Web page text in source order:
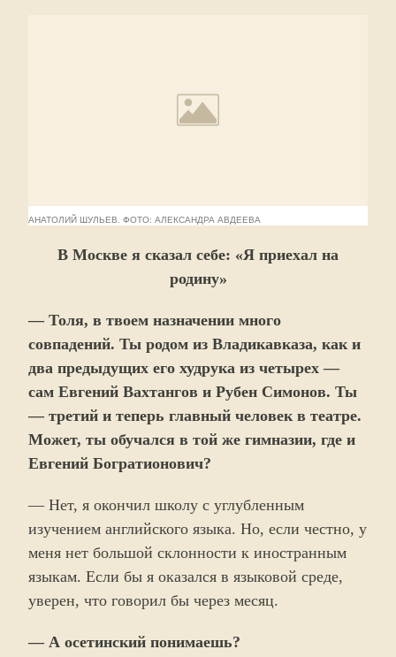
АНАТОЛИЙ ШУЛЬЕВ. ФОТО: АЛЕКСАНДРА АВДЕЕВА
В Москве я сказал себе: «Я приехал на
родину»
— Толя, в твоем назначении много
совпадений. Ты родом из Владикавказа, как и
два предыдущих его худрука из четырех —
сам Евгений Вахтангов и Рубен Симонов. Ты
— третий и теперь главный человек в театре.
Может, ты обучался в той же гимназии, где и
Евгений Богратионович?
— Нет, я окончил школу с углубленным
изучением английского языка. Но, если честно, у
меня нет большой склонности к иностранным
языкам. Если бы я оказался в языковой среде,
уверен, что говорил бы через месяц.
— А осетинский понимаешь?